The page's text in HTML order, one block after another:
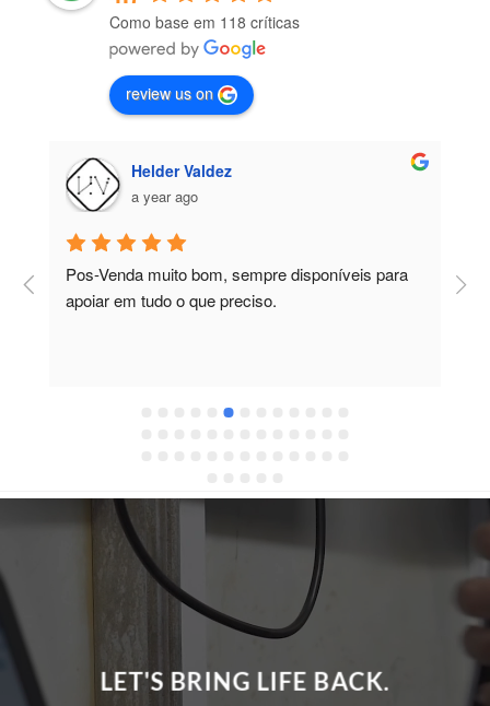
Como base em 118 críticas
review us on
Helder Valdez
a year ago
Pos-Venda muito bom, sempre disponíveis para
apoiar em tudo o que preciso.
LET'S BRING LIFE BACK.